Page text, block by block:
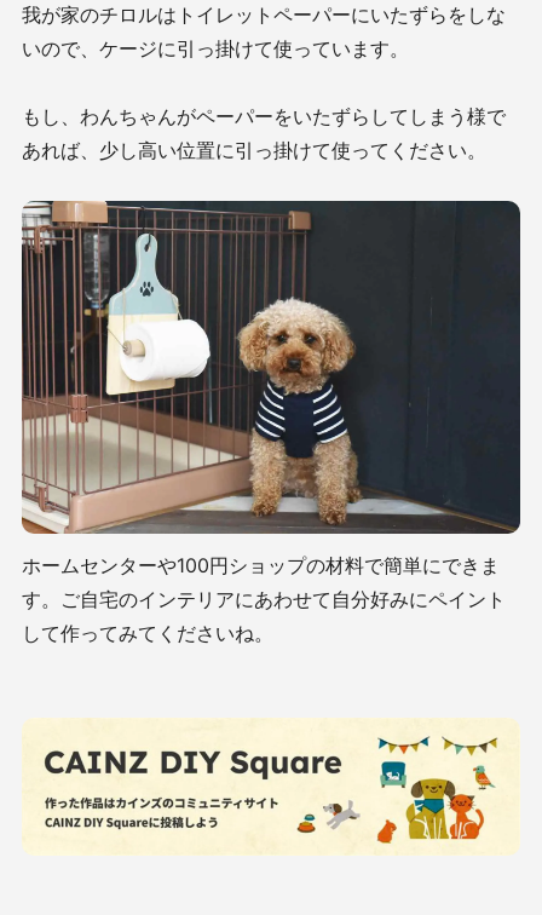
我が家のチロルはトイレットペーパーにいたずらをしな
いので、ケージに引っ掛けて使っています。
もし、わんちゃんがペーパーをいたずらしてしまう様で
あれば、少し高い位置に引っ掛けて使ってください。
ホームセンターや100円ショップの材料で簡単にできま
す。ご自宅のインテリアにあわせて自分好みにペイント
して作ってみてくださいね。